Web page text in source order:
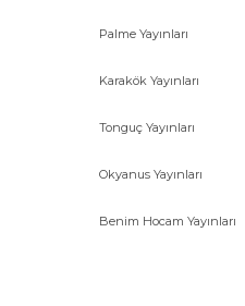
Palme Yayınları
Karakök Yayınları
Tonguç Yayınları
Okyanus Yayınları
Benim Hocam Yayınları